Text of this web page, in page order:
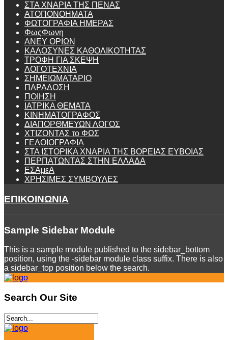
ΣΤΑ ΧΝΑΡΙΑ ΤΗΣ ΠΕΝΑΣ
ΑΤΟΠΟΝΟΗΜΑΤΑ
ΦΩΤΟΓΡΑΦΙΑ ΗΜΕΡΑΣ
ΦωςΦωνη
ANEY ΟΡΙΩΝ
ΚΑΛΟΣΥΝΕΣ ΚΑΘΟΛΙΚΟΤΗΤΑΣ
ΤΡΟΦΗ ΓΙΑ ΣΚΕΨΗ
ΛΟΓΟΤΕΧΝΙΑ
ΣΗΜΕΙΩΜΑΤΑΡΙΟ
ΠΑΡΑΔΟΣΗ
ΠΟΙΗΣΗ
ΙΑΤΡΙΚΑ ΘΕΜΑΤΑ
ΚΙΝΗΜΑΤΟΓΡΑΦΟΣ
ΔΙΑΠΟΡΘΜΕΥΩΝ ΛΟΓΟΣ
ΧΤΙΖΟΝΤΑΣ το ΦΩΣ
ΓΕΛΟΙΟΓΡΑΦΙΑ
ΣΤΑ ΙΣΤΟΡΙΚΑ ΧΝΑΡΙΑ ΤΗΣ ΒΟΡΕΙΑΣ ΕΥΒΟΙΑΣ
ΠΕΡΠΑΤΩΝΤΑΣ ΣΤΗΝ ΕΛΛΑΔΑ
ΕΣΑμεΑ
ΧΡΗΣΙΜΕΣ ΣΥΜΒΟΥΛΕΣ
ΕΠΙΚΟΙΝΩΝΙΑ
Sample Sidebar Module
This is a sample module published to the sidebar_bottom
position, using the -sidebar module class suffix. There is also
a sidebar_top position below the search.
Search Our Site